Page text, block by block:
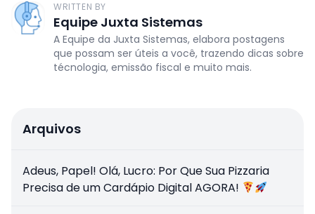
WRITTEN BY
Equipe Juxta Sistemas
A Equipe da Juxta Sistemas, elabora postagens
que possam ser úteis a você, trazendo dicas sobre
técnologia, emissão fiscal e muito mais.
Arquivos
Adeus, Papel! Olá, Lucro: Por Que Sua Pizzaria
Precisa de um Cardápio Digital AGORA!